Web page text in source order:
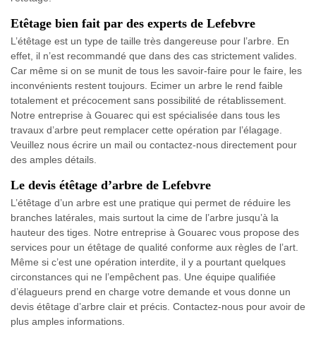
Etêtage bien fait par des experts de Lefebvre
L’étêtage est un type de taille très dangereuse pour l’arbre. En
effet, il n’est recommandé que dans des cas strictement valides.
Car même si on se munit de tous les savoir-faire pour le faire, les
inconvénients restent toujours. Ecimer un arbre le rend faible
totalement et précocement sans possibilité de rétablissement.
Notre entreprise à Gouarec qui est spécialisée dans tous les
travaux d’arbre peut remplacer cette opération par l’élagage.
Veuillez nous écrire un mail ou contactez-nous directement pour
des amples détails.
Le devis étêtage d’arbre de Lefebvre
L’étêtage d’un arbre est une pratique qui permet de réduire les
branches latérales, mais surtout la cime de l’arbre jusqu’à la
hauteur des tiges. Notre entreprise à Gouarec vous propose des
services pour un étêtage de qualité conforme aux règles de l’art.
Même si c’est une opération interdite, il y a pourtant quelques
circonstances qui ne l’empêchent pas. Une équipe qualifiée
d’élagueurs prend en charge votre demande et vous donne un
devis étêtage d’arbre clair et précis. Contactez-nous pour avoir de
plus amples informations.